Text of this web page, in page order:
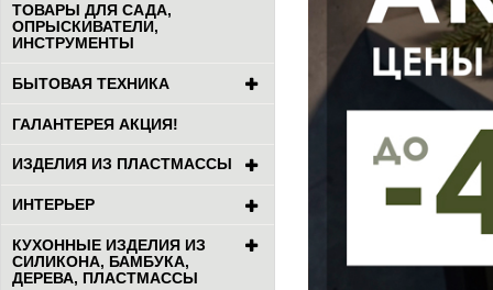
ТОВАРЫ ДЛЯ САДА,
ОПРЫСКИВАТЕЛИ,
ИНСТРУМЕНТЫ
БЫТОВАЯ ТЕХНИКА
ГАЛАНТЕРЕЯ АКЦИЯ!
ИЗДЕЛИЯ ИЗ ПЛАСТМАССЫ
ИНТЕРЬЕР
КУХОННЫЕ ИЗДЕЛИЯ ИЗ
СИЛИКОНА, БАМБУКА,
ДЕРЕВА, ПЛАСТМАССЫ